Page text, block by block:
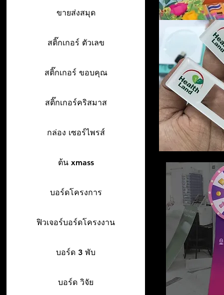
ขายส่งสมุด
สติ๊กเกอร์ ตัวเลข
สติ๊กเกอร์ ขอบคุณ
สติ๊กเกอร์คริสมาส
กล่อง เซอร์ไพรส์
ต้น xmass
บอร์ดโครงการ
ฟิวเจอร์บอร์ดโครงงาน
บอร์ด 3 พับ
บอร์ด วิจัย